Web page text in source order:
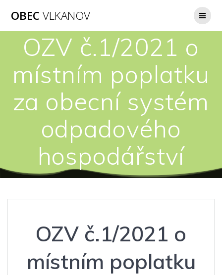
OBEC VLKANOV
OZV č.1/2021 o
místním poplatku
za obecní systém
odpadového
hospodářství
OZV č.1/2021 o
místním poplatku